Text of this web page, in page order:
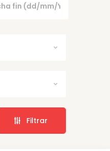
Filtrar